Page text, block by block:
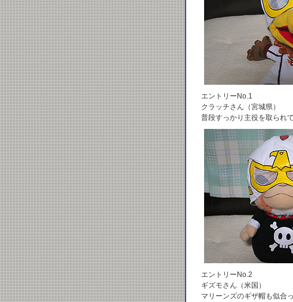
エントリーNo.1
クラッチさん（宮城県）
普段すっかり主役を取られ
エントリーNo.2
ギズモさん（米国）
マリーンズのギザ帽も似合